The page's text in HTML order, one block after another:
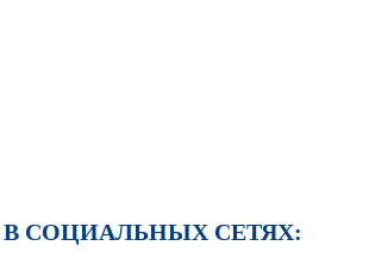
СОЦИАЛЬНЫХ СЕТЯХ: